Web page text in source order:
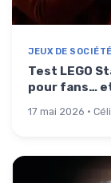
JEUX DE
Test LEGO
pour fans…
17 mai 2026 ·